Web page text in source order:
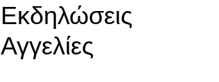
Εκδηλώσεις
Αγγελίες